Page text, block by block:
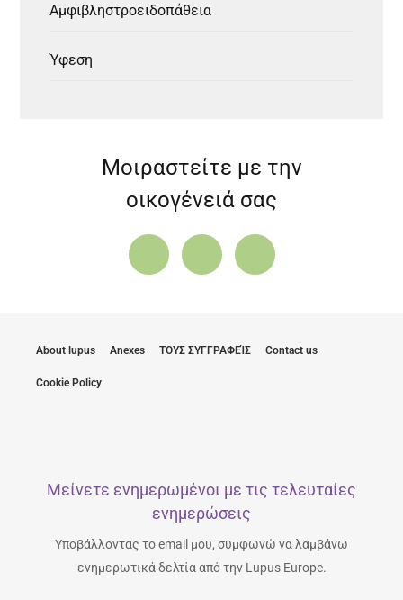
Αμφιβληστροειδοπάθεια
Ύφεση
Μοιραστείτε με την
οικογένειά σας
About lupus Anexes ΤΟΥΣ ΣΥΓΓΡΑΦΕΊΣ Contact us
Cookie Policy
Μείνετε ενημερωμένοι με τις τελευταίες
ενημερώσεις
Υποβάλλοντας το email μου, συμφωνώ να λαμβάνω
ενημερωτικά δελτία από την Lupus Europe.